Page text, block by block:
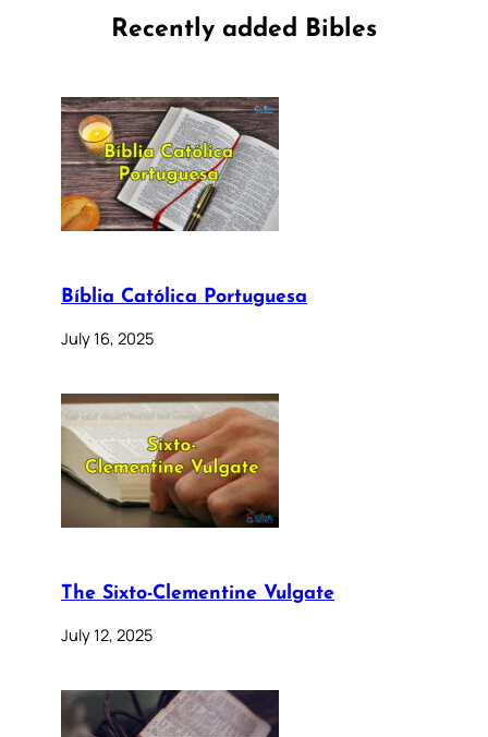
Recently added Bibles
Bíblia Católica Portuguesa
July 16, 2025
The Sixto-Clementine Vulgate
July 12, 2025